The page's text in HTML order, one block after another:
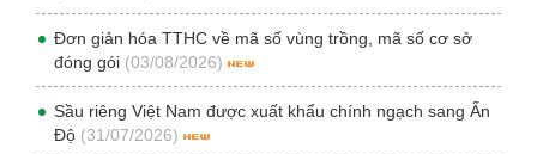
Đơn giản hóa TTHC về mã số vùng trồng, mã số cơ sở
đóng gói (03/08/2026)
Sầu riêng Việt Nam được xuất khẩu chính ngạch sang Ấn
Độ (31/07/2026)